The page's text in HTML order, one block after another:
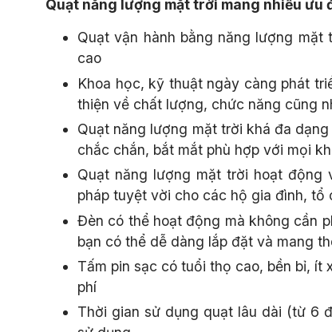
Quạt năng lượng mặt trời mang nhiều ưu
Quạt vận hành bằng năng lượng
cao
Khoa học, kỹ thuật ngày càng phát
thiện về chất lượng, chức năng cũng
Quạt năng lượng mặt trời khá đa
chắc chắn, bắt mắt phù hợp với mọi
Quạt năng lượng mặt trời hoạt
pháp tuyệt vời cho các hộ gia đình, tổ
Đèn có thể hoạt động mà không cần
bạn có thể dễ dàng lắp đặt và mang
Tấm pin sạc có tuổi thọ cao, bền bỉ,
phí
Thời gian sử dụng quạt lâu dài (từ 6